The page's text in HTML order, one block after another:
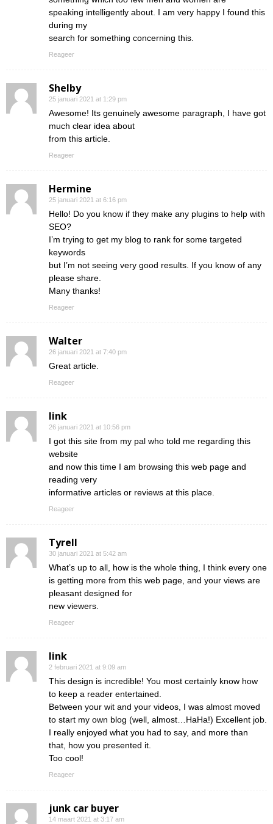
speaking intelligently about. I am very happy I found this
during my
search for something concerning this.
Reageer
Shelby
25 januari 2021 at 1:29 pm
Awesome! Its genuinely awesome paragraph, I have got
much clear idea about
from this article.
Reageer
Hermine
25 januari 2021 at 6:16 pm
Hello! Do you know if they make any plugins to help with
SEO?
I’m trying to get my blog to rank for some targeted
keywords
but I’m not seeing very good results. If you know of any
please share.
Many thanks!
Reageer
Walter
26 januari 2021 at 7:40 pm
Great article.
Reageer
link
26 januari 2021 at 10:56 pm
I got this site from my pal who told me regarding this
website
and now this time I am browsing this web page and
reading very
informative articles or reviews at this place.
Reageer
Tyrell
30 januari 2021 at 5:42 am
What’s up to all, how is the whole thing, I think every one
is getting more from this web page, and your views are
pleasant designed for
new viewers.
Reageer
link
2 februari 2021 at 9:09 am
This design is incredible! You most certainly know how
to keep a reader entertained.
Between your wit and your videos, I was almost moved
to start my own blog (well, almost…HaHa!) Excellent job.
I really enjoyed what you had to say, and more than
that, how you presented it.
Too cool!
Reageer
junk car buyer
14 maart 2021 at 3:17 am